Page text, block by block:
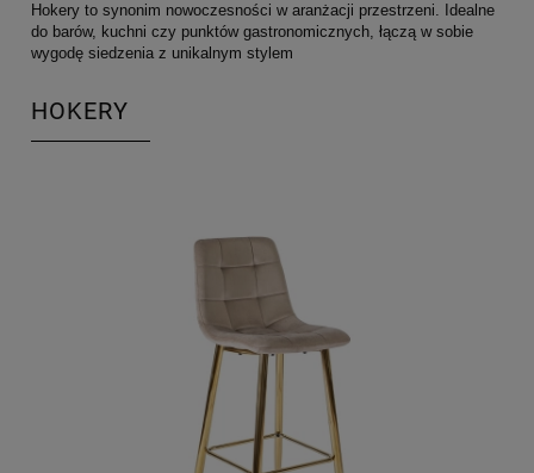
Hokery to synonim nowoczesności w aranżacji przestrzeni. Idealne
do barów, kuchni czy punktów gastronomicznych, łączą w sobie
wygodę siedzenia z unikalnym stylem
HOKERY